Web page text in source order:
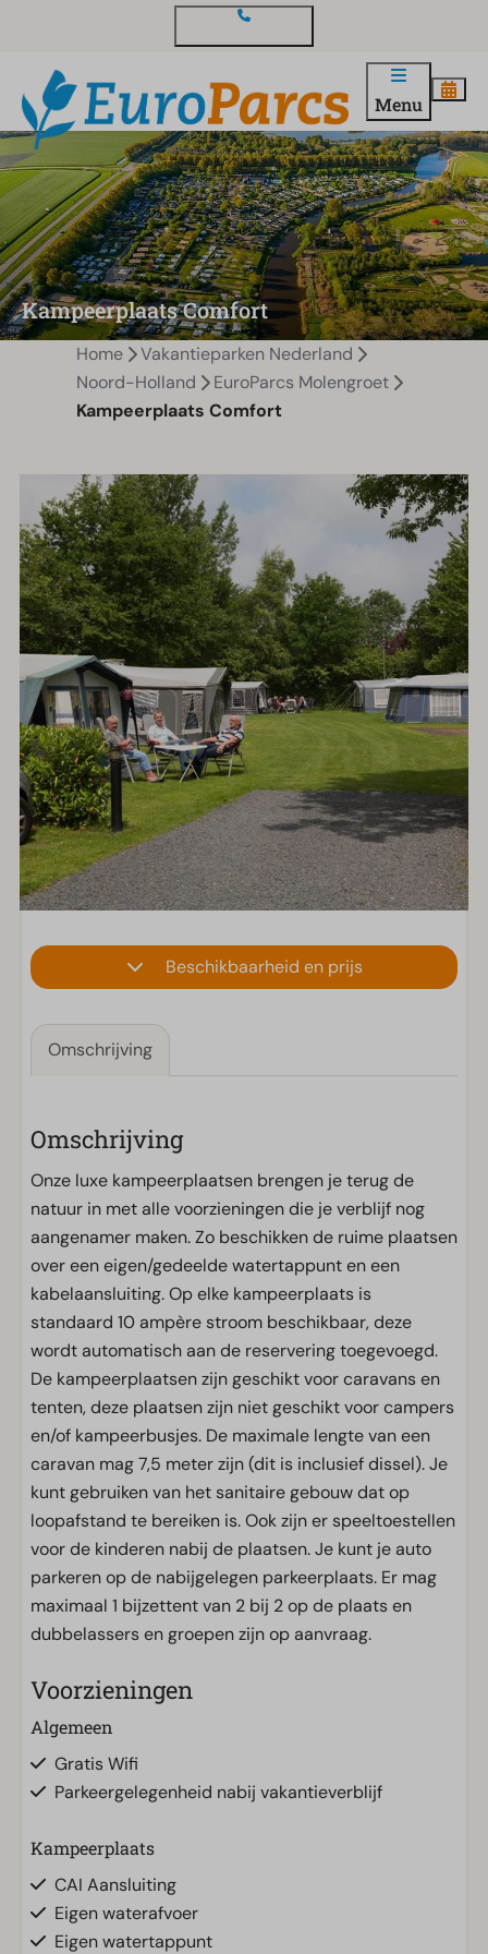
Menu
Kampeerplaats Comfort
Home
Vakantieparken Nederland
Noord-Holland
EuroParcs Molengroet
Kampeerplaats Comfort
Beschikbaarheid en prijs
Omschrijving
Omschrijving
Onze luxe kampeerplaatsen brengen je terug de
natuur in met alle voorzieningen die je verblijf nog
aangenamer maken. Zo beschikken de ruime plaatsen
over een eigen/gedeelde watertappunt en een
kabelaansluiting. Op elke kampeerplaats is
standaard 10 ampère stroom beschikbaar, deze
wordt automatisch aan de reservering toegevoegd.
De kampeerplaatsen zijn geschikt voor caravans en
tenten, deze plaatsen zijn niet geschikt voor campers
en/of kampeerbusjes. De maximale lengte van een
caravan mag 7,5 meter zijn (dit is inclusief dissel). Je
kunt gebruiken van het sanitaire gebouw dat op
loopafstand te bereiken is. Ook zijn er speeltoestellen
voor de kinderen nabij de plaatsen. Je kunt je auto
parkeren op de nabijgelegen parkeerplaats. Er mag
maximaal 1 bijzettent van 2 bij 2 op de plaats en
dubbelassers en groepen zijn op aanvraag.
Voorzieningen
Algemeen
Gratis Wifi
Parkeergelegenheid nabij vakantieverblijf
Kampeerplaats
CAI Aansluiting
Eigen waterafvoer
Eigen watertappunt